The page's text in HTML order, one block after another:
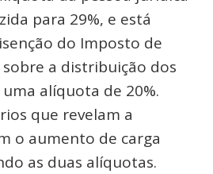
para 29%, e está
do Imposto de
a distribuição dos
alíquota de 20%.
que revelam a
o aumento de carga
as duas alíquotas.